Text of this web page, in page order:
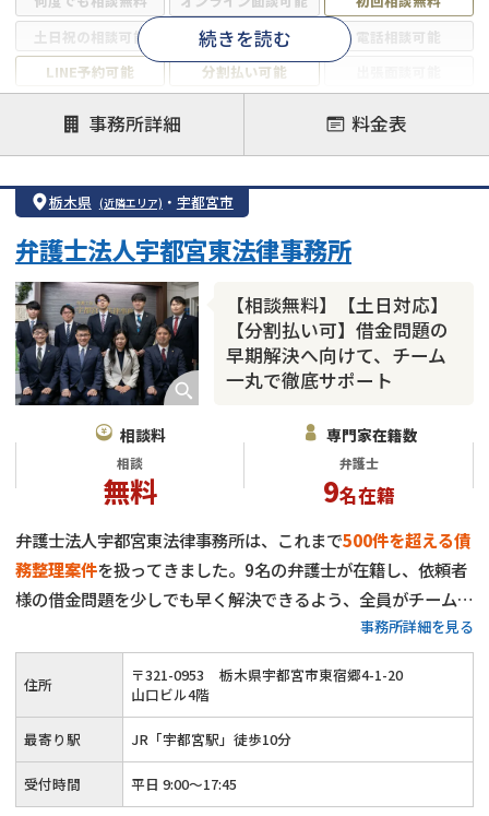
土日祝の相談可能
19時以降電話可能
電話相談可能
LINE予約可能
分割払い可能
借金返済相談・交渉
自己破産
任意整理
個人再生
時効援用
会社破産・法人破産
住宅ローン
消費者金融・サラ金
カードローン
闇金 奨学金
続きを読む
事務所詳細 料金表
栃木県 (近隣エリア) ・ 宇都宮市
【相談無料】【土日対応】
【分割払い可】借金問題の
早期解決へ向けて、チーム
一丸で徹底サポート
弁護士法人宇都宮東法律事務所
相談料
相談
無料
専門家在籍数
弁護士
9名在籍
弁護士法人宇都宮東法律事務所は、これまで500件を超える債
務整理案件を扱ってきました。9名の弁護士が在籍し、依頼者
様の借金問題を少しでも早く解決できるよう、全員がチームと
なって問題解決にあたります。借金問題に関するご相談は何度
でも無料で対応します。費用面で心配を抱えている方も多いと
思いますが、支払い時期や分割方法はご相談の上柔軟に決定さ
せていただきます。ぜひお気軽にご相談ください。
事務所詳細を見る
住所 〒321-0953
栃木県宇都宮市東宿郷4-1-20
山口ビル4階
最寄り駅 JR「宇都宮駅」徒歩10分
受付時間 平日 9:00～17:45